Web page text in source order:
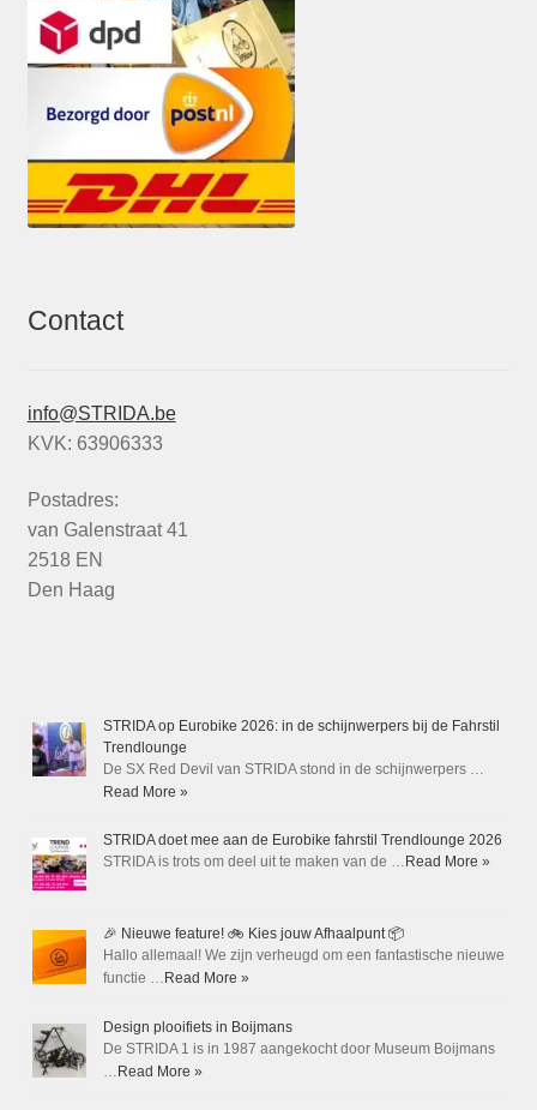
Contact
info@STRIDA.be
KVK: 63906333
Postadres:
van Galenstraat 41
2518 EN
Den Haag
STRIDA op Eurobike 2026: in de schijnwerpers bij de Fahrstil
Trendlounge
De SX Red Devil van STRIDA stond in de schijnwerpers …
Read More »
STRIDA doet mee aan de Eurobike fahrstil Trendlounge 2026
STRIDA is trots om deel uit te maken van de … Read More »
🎉 Nieuwe feature! 🚲 Kies jouw Afhaalpunt 📦
Hallo allemaal! We zijn verheugd om een fantastische nieuwe
functie … Read More »
Design plooifiets in Boijmans
De STRIDA 1 is in 1987 aangekocht door Museum Boijmans
Read More »